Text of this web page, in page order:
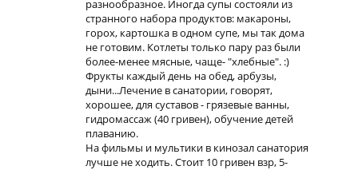
разнообразное. Иногда супы состояли из
странного набора продуктов: макароны,
горох, картошка в одном супе, мы так дома
не готовим. Котлеты только пару раз были
более-менее мясные, чаще- "хлебные". :)
Фрукты каждый день на обед, арбузы,
дыни...Лечение в санатории, говорят,
хорошее, для суставов - грязевые ванны,
гидромассаж (40 гривен), обучение детей
плаванию.
На фильмы и мультики в кинозал санатория
лучше не ходить. Стоит 10 гривен взр, 5-